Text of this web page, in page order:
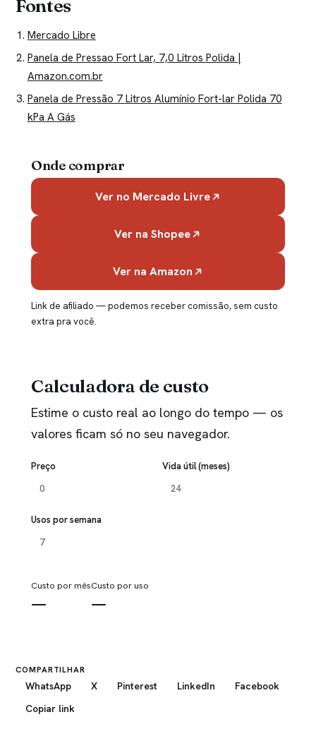
Fontes
Mercado Libre
Panela de Pressao Fort Lar, 7,0 Litros Polida |
Amazon.com.br
Panela de Pressão 7 Litros Alumínio Fort-lar Polida 70
kPa A Gás
Onde comprar
Ver no Mercado Livre
Ver na Shopee
Ver na Amazon
Link de afiliado — podemos receber comissão, sem custo
extra pra você.
Calculadora de custo
Estime o custo real ao longo do tempo — os
valores ficam só no seu navegador.
Preço Vida útil (meses)
Usos por semana
Custo por mês
—
Custo por uso
—
COMPARTILHAR
WhatsApp X Pinterest LinkedIn
Facebook
Copiar link